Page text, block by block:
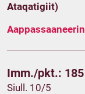
Ataqatigiit)
Imm./pkt.: 185
Siull. 10/5